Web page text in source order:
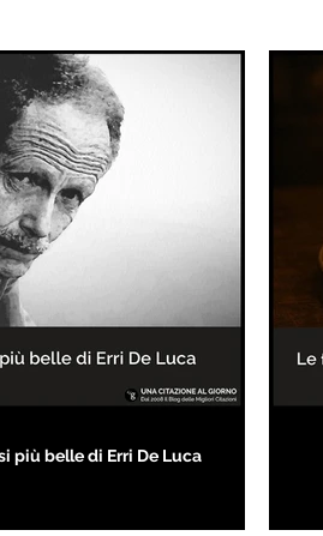
più belle di Erri De Luca